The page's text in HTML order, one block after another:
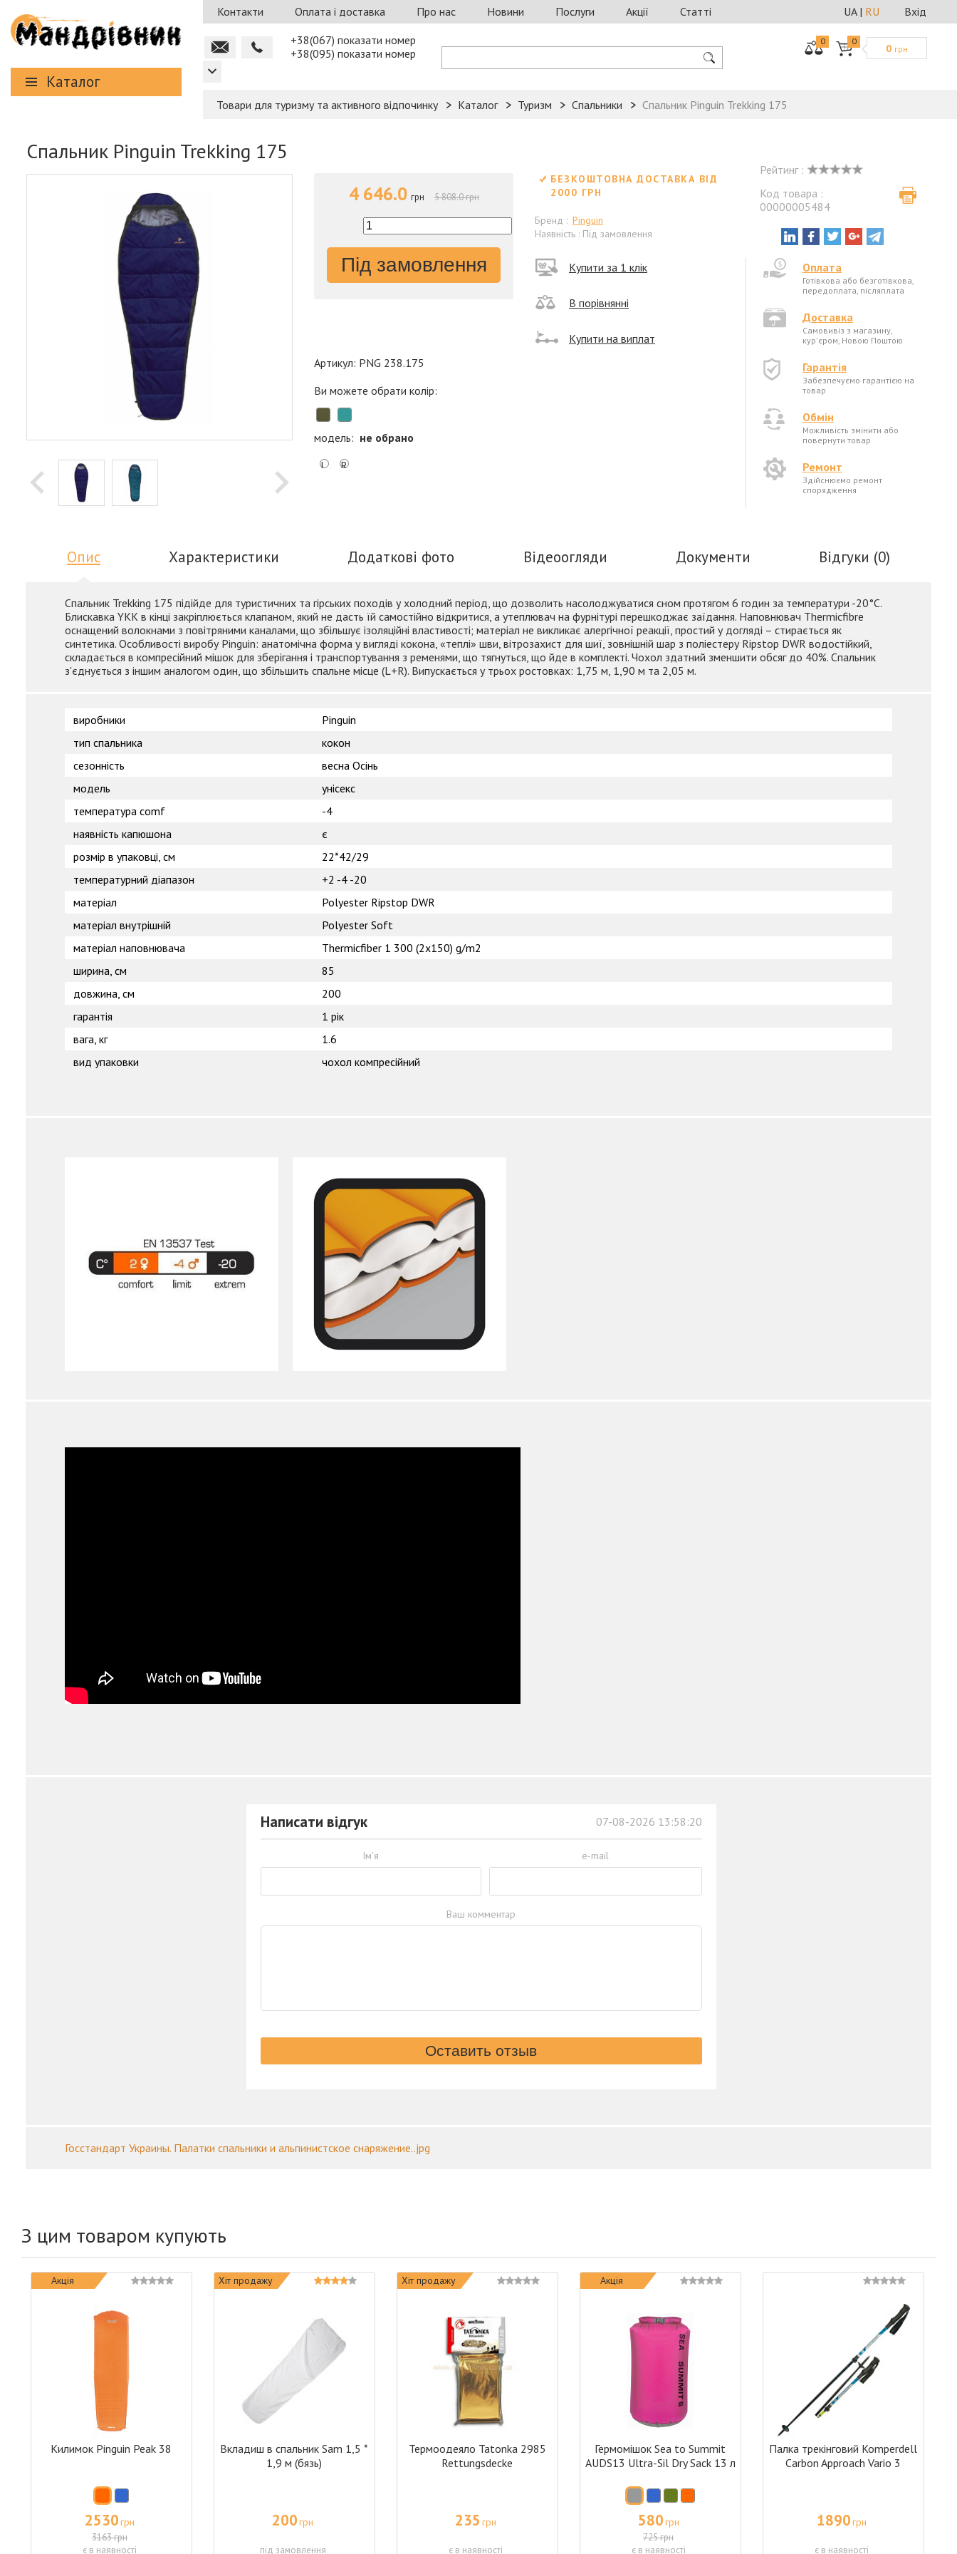
Каталог
Контакти Оплата і доставка Про нас Новини Послуги Акції Статті Вхід
UA| RU
+38(067) показати номер
+38(095) показати номер
0 0
0 грн
Товари для туризму та активного відпочинку Каталог Туризм Спальники Спальник Pinguin Trekking 175
Спальник Pinguin Trekking 175
Рейтинг :
Код товара :
00000005484
Оплата
Готівкова або безготівкова,
передоплата, післяплата
Доставка
Самовивіз з магазину,
кур'єром, Новою Поштою
Гарантія
Забезпечуємо гарантією на
товар
Обмін
Можливість змінити або
повернути товар
Ремонт
Здійснюємо ремонт
спорядження
БЕЗКОШТОВНА ДОСТАВКА ВІД
2000 ГРН
Бренд : Pinguin
Наявність : Під замовлення
4 646.0 грн 5 808.0 грн
Під замовлення Купити за 1 клік
В порівнянні
Купити на виплат
Артикул: PNG 238.175
Ви можете обрати колір:
модель: не обрано
L
R
Опис Характеристики Додаткові фото Відеоогляди Документи Відгуки (0)
Спальник Trekking 175 підійде для туристичних та гірських походів у холодний період, що дозволить насолоджуватися сном протягом 6 годин за температури -20°С.
Блискавка YKK в кінці закріплюється клапаном, який не дасть їй самостійно відкритися, а утеплювач на фурнітурі перешкоджає заїдання. Наповнювач Thermicfibre
оснащений волокнами з повітряними каналами, що збільшує ізоляційні властивості; матеріал не викликає алергічної реакції, простий у догляді – стирається як
синтетика. Особливості виробу Pinguin: анатомічна форма у вигляді кокона, «теплі» шви, вітрозахист для шиї, зовнішній шар з поліестеру Ripstop DWR водостійкий,
складається в компресійний мішок для зберігання і транспортування з ременями, що тягнуться, що йде в комплекті. Чохол здатний зменшити обсяг до 40%. Спальник
з'єднується з іншим аналогом один, що збільшить спальне місце (L+R). Випускається у трьох ростовках: 1,75 м, 1,90 м та 2,05 м.
виробники
Pinguin
тип спальника
кокон
сезонність
весна Осінь
модель
унісекс
температура comf
-4
наявність капюшона
є
розмір в упаковці, см
22*42/29
температурний діапазон
+2 -4 -20
матеріал
Polyester Ripstop DWR
матеріал внутрішній
Polyester Soft
матеріал наповнювача
Thermicfiber 1 300 (2х150) g/m2
ширина, см
85
довжина, см
200
гарантія
1 рік
вага, кг
1.6
вид упаковки
чохол компресійний
Написати відгук 07-08-2026 13:58:20
Ім'я e-mail
Ваш комментар
Госстандарт Украины. Палатки спальники и альпинистское снаряжение..jpg
З цим товаром купують
Акція
Килимок Pinguin Peak 38
2530грн
3163 грн
є в наявності
Хіт продажу
Вкладиш в спальник Sam 1,5 *
1,9 м (бязь)
200грн
під замовлення
Хіт продажу
Термоодеяло Tatonka 2985
Rettungsdecke
235 грн
є в наявності
Акція
Гермомішок Sea to Summit
AUDS13 Ultra-Sil Dry Sack 13 л
580грн
725 грн
є в наявності
Палка трекінговий Komperdell
Carbon Approach Vario 3
1890грн
є в наявності